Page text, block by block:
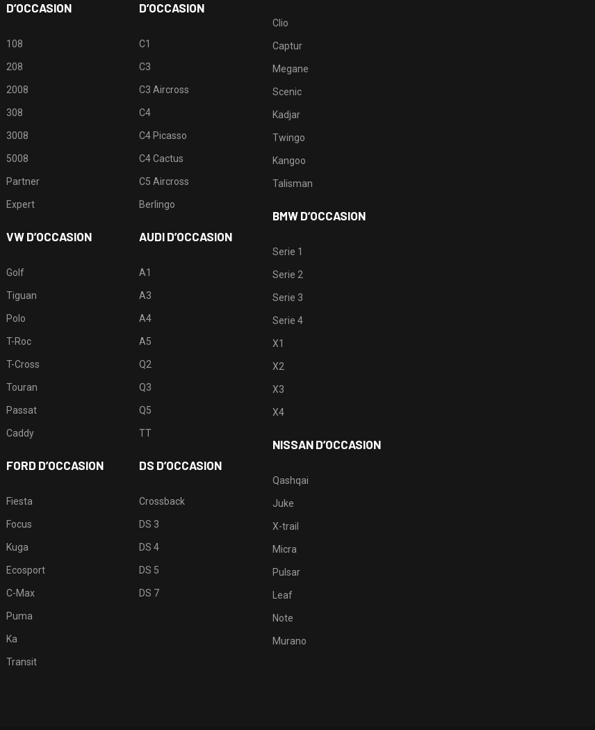
D’OCCASION
108
208
2008
308
3008
5008
Partner
Expert
VW D’OCCASION
Golf
Tiguan
Polo
T-Roc
T-Cross
Touran
Passat
Caddy
FORD D’OCCASION
Fiesta
Focus
Kuga
Ecosport
C-Max
Puma
Ka
Transit
D’OCCASION
C1
C3
C3 Aircross
C4
C4 Picasso
C4 Cactus
C5 Aircross
Berlingo
AUDI D’OCCASION
A1
A3
A4
A5
Q2
Q3
Q5
TT
DS D’OCCASION
Crossback
DS 3
DS 4
DS 5
DS 7
Clio
Captur
Megane
Scenic
Kadjar
Twingo
Kangoo
Talisman
BMW D’OCCASION
Serie 1
Serie 2
Serie 3
Serie 4
X1
X2
X3
X4
NISSAN D’OCCASION
Qashqai
Juke
X-trail
Micra
Pulsar
Leaf
Note
Murano